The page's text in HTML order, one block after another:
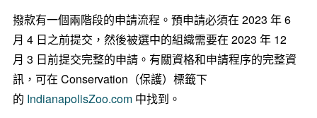
撥款有一個兩階段的申請流程。預申請必須在 2023 年 6
月 4 日之前提交，然後被選中的組織需要在 2023 年 12
月 3 日前提交完整的申請。有關資格和申請程序的完整資
訊，可在 Conservation（保護）標籤下
的 IndianapolisZoo.com中找到。